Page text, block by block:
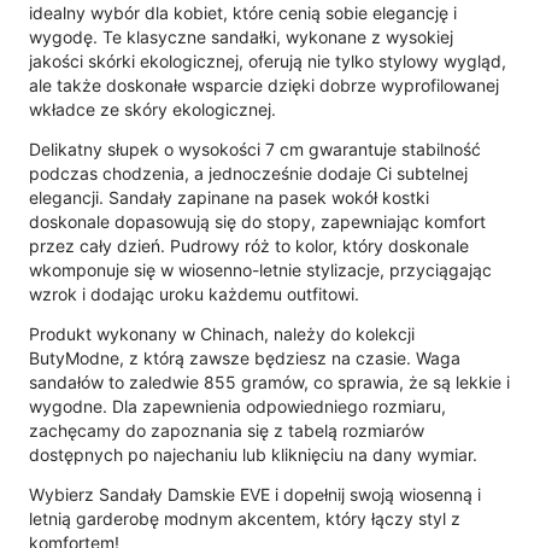
idealny wybór dla kobiet, które cenią sobie elegancję i
wygodę. Te klasyczne sandałki, wykonane z wysokiej
jakości skórki ekologicznej, oferują nie tylko stylowy wygląd,
ale także doskonałe wsparcie dzięki dobrze wyprofilowanej
wkładce ze skóry ekologicznej.
Delikatny słupek o wysokości 7 cm gwarantuje stabilność
podczas chodzenia, a jednocześnie dodaje Ci subtelnej
elegancji. Sandały zapinane na pasek wokół kostki
doskonale dopasowują się do stopy, zapewniając komfort
przez cały dzień. Pudrowy róż to kolor, który doskonale
wkomponuje się w wiosenno-letnie stylizacje, przyciągając
wzrok i dodając uroku każdemu outfitowi.
Produkt wykonany w Chinach, należy do kolekcji
ButyModne, z którą zawsze będziesz na czasie. Waga
sandałów to zaledwie 855 gramów, co sprawia, że są lekkie i
wygodne. Dla zapewnienia odpowiedniego rozmiaru,
zachęcamy do zapoznania się z tabelą rozmiarów
dostępnych po najechaniu lub kliknięciu na dany wymiar.
Wybierz Sandały Damskie EVE i dopełnij swoją wiosenną i
letnią garderobę modnym akcentem, który łączy styl z
komfortem!